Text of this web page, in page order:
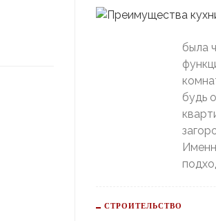
Домашний Матч
была
будь
СТРОИТЕЛЬСТВО